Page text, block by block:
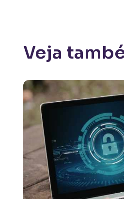
Veja